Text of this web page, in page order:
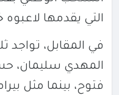
التي يقدمها
في المقابل، تواجد
المهدي سليمان،
فتوح، بينما مثل